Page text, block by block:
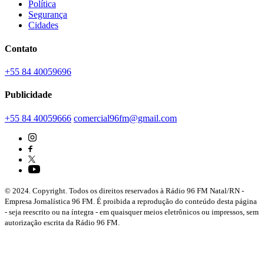
Política
Segurança
Cidades
Contato
+55 84 40059696
Publicidade
+55 84 40059666 comercial96fm@gmail.com
© 2024. Copyright. Todos os direitos reservados à Rádio 96 FM Natal/RN -
Empresa Jornalística 96 FM. É proibida a reprodução do conteúdo desta página
- seja reescrito ou na íntegra - em quaisquer meios eletrônicos ou impressos, sem
autorização escrita da Rádio 96 FM.